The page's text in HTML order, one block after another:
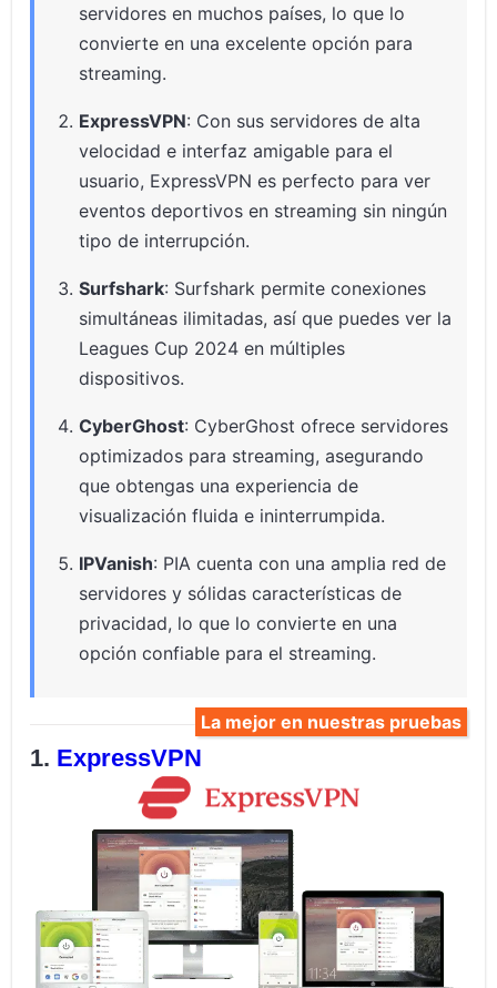
servidores en muchos países, lo que lo
convierte en una excelente opción para
streaming.
ExpressVPN: Con sus servidores de alta
velocidad e interfaz amigable para el
usuario, ExpressVPN es perfecto para ver
eventos deportivos en streaming sin ningún
tipo de interrupción.
Surfshark: Surfshark permite conexiones
simultáneas ilimitadas, así que puedes ver la
Leagues Cup 2024 en múltiples
dispositivos.
CyberGhost: CyberGhost ofrece servidores
optimizados para streaming, asegurando
que obtengas una experiencia de
visualización fluida e ininterrumpida.
IPVanish: PIA cuenta con una amplia red de
servidores y sólidas características de
privacidad, lo que lo convierte en una
opción confiable para el streaming.
La mejor en nuestras pruebas
ExpressVPN